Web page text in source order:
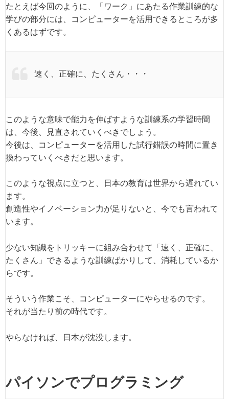
たとえば今回のように、「ワーク」にあたる作業訓練的な
学びの部分には、コンピューターを活用できるところが多
くあるはずです。
速く、正確に、たくさん・・・
このような意味で能力を伸ばすような訓練系の学習時間
は、今後、見直されていくべきでしょう。
今後は、コンピューターを活用した試行錯誤の時間に置き
換わっていくべきだと思います。
このような視点に立つと、日本の教育は世界から遅れてい
ます。
創造性やイノベーション力が足りないと、今でも言われて
います。
少ない知識をトリッキーに組み合わせて「速く、正確に、
たくさん」できるような訓練ばかりして、消耗しているか
らです。
そういう作業こそ、コンピューターにやらせるのです。
それが当たり前の時代です。
やらなければ、日本が沈没します。
パイソンでプログラミング